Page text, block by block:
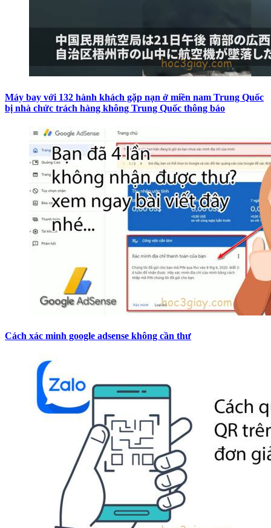
Máy bay với 132 hành khách gặp nạn ở miền nam Trung Quốc
bị nhà chức trách hàng không Trung Quốc thông báo
Cách xác minh google adsense không cần thư